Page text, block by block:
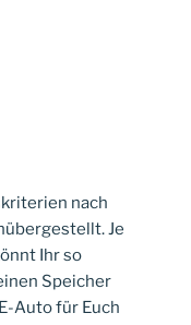
nach
Je
Ihr so
Speicher
Auto für Euch